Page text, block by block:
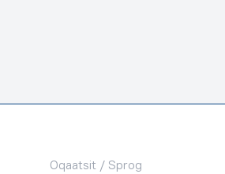
Oqaatsit / Sprog